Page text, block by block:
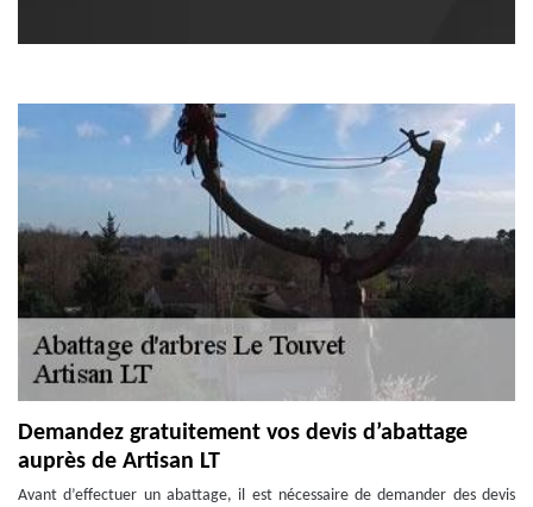
Demandez gratuitement vos devis d’abattage
auprès de Artisan LT
Avant d’effectuer un abattage, il est nécessaire de demander des devis